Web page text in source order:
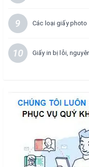
9 Các loại giấy photo
10 Giấy in bị lỗi,